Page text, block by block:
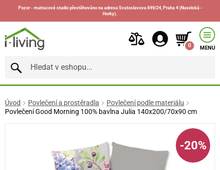
Pozor - matracové studio přestěhováno na adresu Svatoslavova 849/24, Praha 4 (Nuselská -
Horky).
0 MENU
Úvod Povlečení a prostěradla
Povlečení podle materiálu
Povlečení Good Morning 100% bavlna Julia 140x200/70x90 cm
-20%